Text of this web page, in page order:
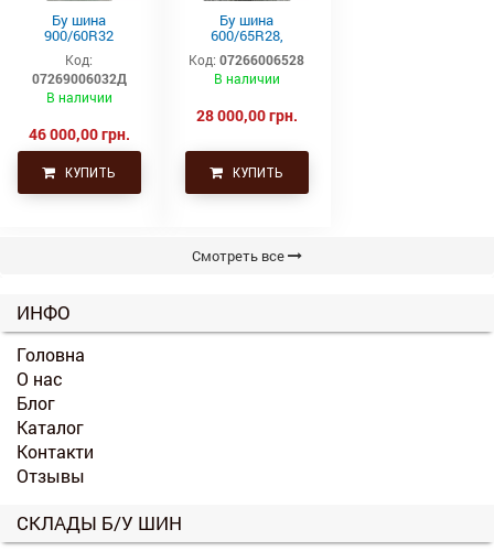
Бу шина
900/60R32
(35.5р32)
Continental SVT
Код:
07269006032Д
В наличии
46 000,00 грн.
КУПИТЬ
Бу шина
600/65R28,
600/65р28,
600х65х28
Uniglory (Униглори)
Код: 07266006528
В наличии
28 000,00 грн.
КУПИТЬ
Смотреть все
ИНФО
Головна
О нас
Блог
Каталог
Контакти
Отзывы
СКЛАДЫ Б/У ШИН